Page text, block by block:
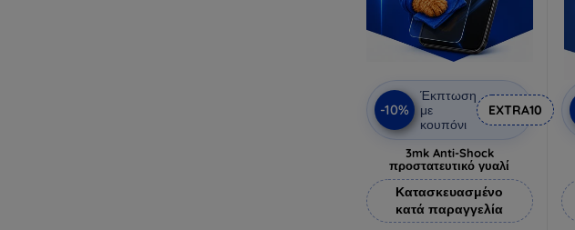
-10%
Έκπτωση
με
κουπόνι
EXTRA10
3mk Anti-Shock
προστατευτικό γυαλί
Κατασκευασμένο
κατά παραγγελία